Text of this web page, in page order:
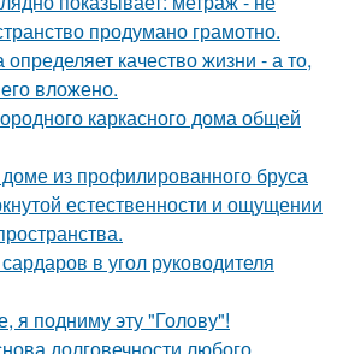
продумано грамотно.
качество жизни - а то,
вложено.
каркасного дома общей
из профилированного бруса
естественности и ощущении
в угол руководителя
я подниму эту "Голову"!